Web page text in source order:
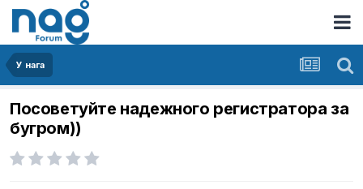
У нага
Посоветуйте надежного регистратора за
бугром))